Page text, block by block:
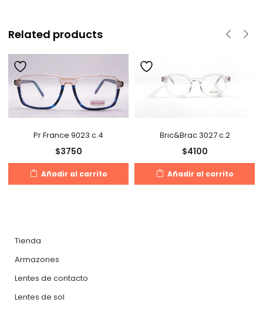
Related products
Pr France 9023 c.4
$3750
Añadir al carrito
Bric&Brac 3027 c.2
$4100
Añadir al carrito
Tienda
Armazones
Lentes de contacto
Lentes de sol